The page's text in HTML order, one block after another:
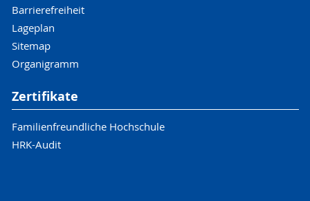
Barrierefreiheit
Lageplan
Sitemap
Organigramm
Zertifikate
Familienfreundliche Hochschule
HRK-Audit